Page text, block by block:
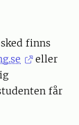
finns
eller
får